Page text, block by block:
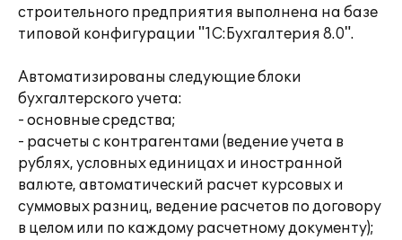
строительного предприятия выполнена на базе
типовой конфигурации "1С:Бухгалтерия 8.0".
Автоматизированы следующие блоки
бухгалтерского учета:
- основные средства;
- расчеты с контрагентами (ведение учета в
рублях, условных единицах и иностранной
валюте, автоматический расчет курсовых и
суммовых разниц, ведение расчетов по договору
в целом или по каждому расчетному документу);